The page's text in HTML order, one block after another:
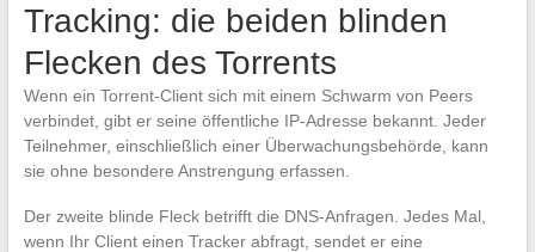
Tracking: die beiden blinden
Flecken des Torrents
Wenn ein Torrent-Client sich mit einem Schwarm von Peers
verbindet, gibt er seine öffentliche IP-Adresse bekannt. Jeder
Teilnehmer, einschließlich einer Überwachungsbehörde, kann
sie ohne besondere Anstrengung erfassen.
Der zweite blinde Fleck betrifft die DNS-Anfragen. Jedes Mal,
wenn Ihr Client einen Tracker abfragt, sendet er eine